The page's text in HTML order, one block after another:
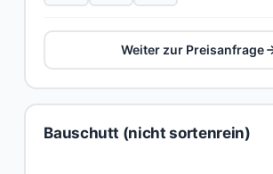
Weiter zur Preisanfrage
Bauschutt (nicht sortenrein)